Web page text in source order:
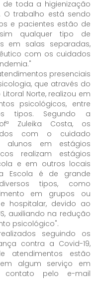
de toda a higienização
trabalho está sendo
e pacientes estão de
qualquer tipo de
em salas separadas,
com os cuidados
presenciais
que através do
Norte, realizou em
psicológicos, entre
tipos. Segundo a
Zuleika Costa, os
com o cuidado
alunos em estágios
realizam estágios
e em outros locais
Escola é de grande
tipos, como
em grupos ou
hospitalar, devido ao
auxiliando na redução
psicológico".
seguindo os
contra a Covid-19,
atendimentos estão
algum serviço em
pelo e-mail